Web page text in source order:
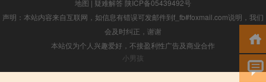
地图 | 疑难解答 陕ICP备05439492号
声明：本站内容来自互联网，如信息有错误可发邮件到f_fb#foxmail.com说明，我们
会及时纠正，谢谢
本站仅为个人兴趣爱好，不接盈利性广告及商业合作
小男孩